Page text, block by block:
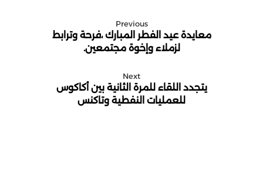
Previous
معايدة عيد الفطر المبارك ،فرحة وترابط
لزملاء وإخوة مجتمعين.
Next
يتجدد اللقاء للمرة الثانية بين أكاكوس
للعمليات النفطية وتاكنس